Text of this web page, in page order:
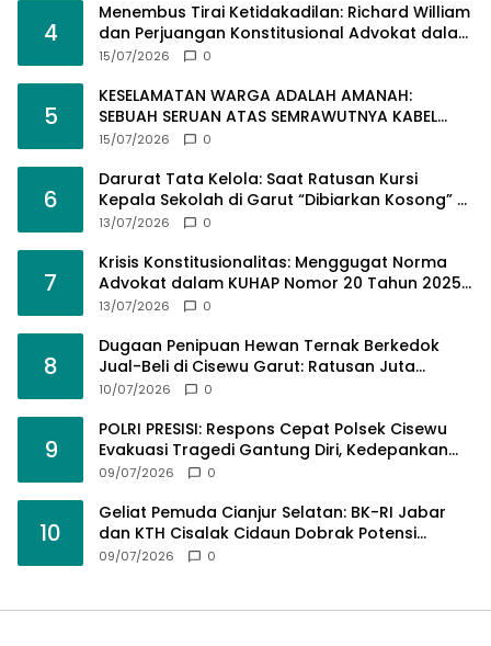
4
Menembus Tirai Ketidakadilan: Richard William
dan Perjuangan Konstitusional Advokat dalam
KUHAP Baru
15/07/2026 0
5
KESELAMATAN WARGA ADALAH AMANAH:
SEBUAH SERUAN ATAS SEMRAWUTNYA KABEL
UTILITAS
15/07/2026 0
6
Darurat Tata Kelola: Saat Ratusan Kursi
Kepala Sekolah di Garut “Dibiarkan Kosong” di
Tengah Tumpukan Guru Kompeten
13/07/2026 0
7
Krisis Konstitusionalitas: Menggugat Norma
Advokat dalam KUHAP Nomor 20 Tahun 2025
demi Keadilan yang Bermartabat
13/07/2026 0
8
Dugaan Penipuan Hewan Ternak Berkedok
Jual-Beli di Cisewu Garut: Ratusan Juta
Rupiah Raib, BK-RI Desak Polda Jabar Turun
10/07/2026 0
9
POLRI PRESISI: Respons Cepat Polsek Cisewu
Evakuasi Tragedi Gantung Diri, Kedepankan
Pendekatan Spiritual dan Hukum Demi Jaga
09/07/2026 0
10
Geliat Pemuda Cianjur Selatan: BK-RI Jabar
dan KTH Cisalak Cidaun Dobrak Potensi
Wisata Berbasis Regulasi
09/07/2026 0